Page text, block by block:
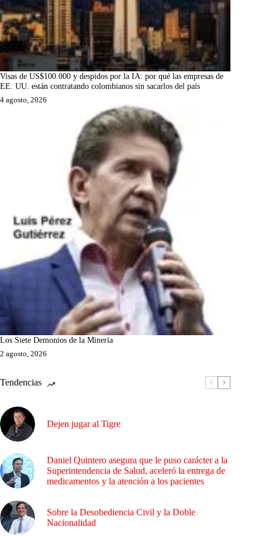
Visas de US$100.000 y despidos por la IA: por qué las empresas de
EE. UU. están contratando colombianos sin sacarlos del país
4 agosto, 2026
Los Siete Demonios de la Minería
2 agosto, 2026
Tendencias
Dejen jugar al Tigre
Daniel Quintero asegura que le puso carácter a la
Superintendencia de Salud, aceleró la entrega de
medicamentos y la atención a los pacientes
Sobre la Desobediencia Civil y la Doble
Nacionalidad